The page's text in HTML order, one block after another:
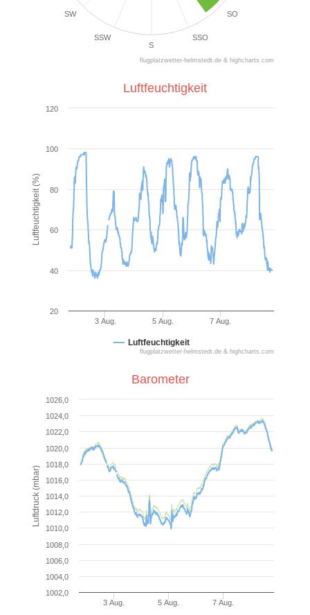
flugplatzwetter-helmstedt.de & highcharts.com
SO
SSO
S
SSW
SW
Luftfeuchtigkeit (%)
Luftfeuchtigkeit
3 Aug. 5 Aug. 7 Aug.
20
40
60
80
100
120
flugplatzwetter-helmstedt.de & highcharts.com
Luftfeuchtigkeit
Luftdruck (mbar)
3 Aug. 5 Aug. 7 Aug.
1002,0
1004,0
1006,0
1008,0
1010,0
1012,0
1014,0
1016,0
1018,0
1020,0
1022,0
1024,0
1026,0
Barometer